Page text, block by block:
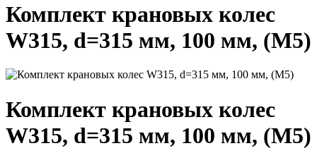
Комплект крановых колес
W315, d=315 мм, 100 мм, (М5)
Комплект крановых колес
W315, d=315 мм, 100 мм, (М5)